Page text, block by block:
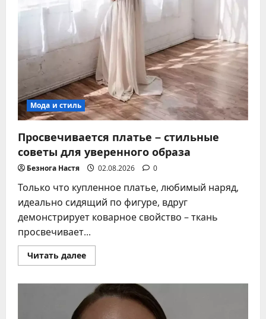
Мода и стиль
Просвечивается платье – стильные
советы для уверенного образа
Безнога Настя 02.08.2026 0
Только что купленное платье, любимый наряд,
идеально сидящий по фигуре, вдруг
демонстрирует коварное свойство – ткань
просвечивает...
Читать далееПрочитать
больше
платье
–
стильные
советы